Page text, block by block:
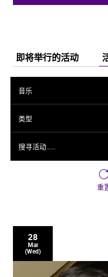
艺术的交融流变搬上舞台
运，服装设计阳东霖，视
威、古力加娜提·沙塔尔
灯光设计刘钊，造型设计
内艺术家。舞剧以新疆艺
的青年舞者为班底，携手
出演。
即将举行的活动
音乐
类型
重
28
Mar
(Wed)